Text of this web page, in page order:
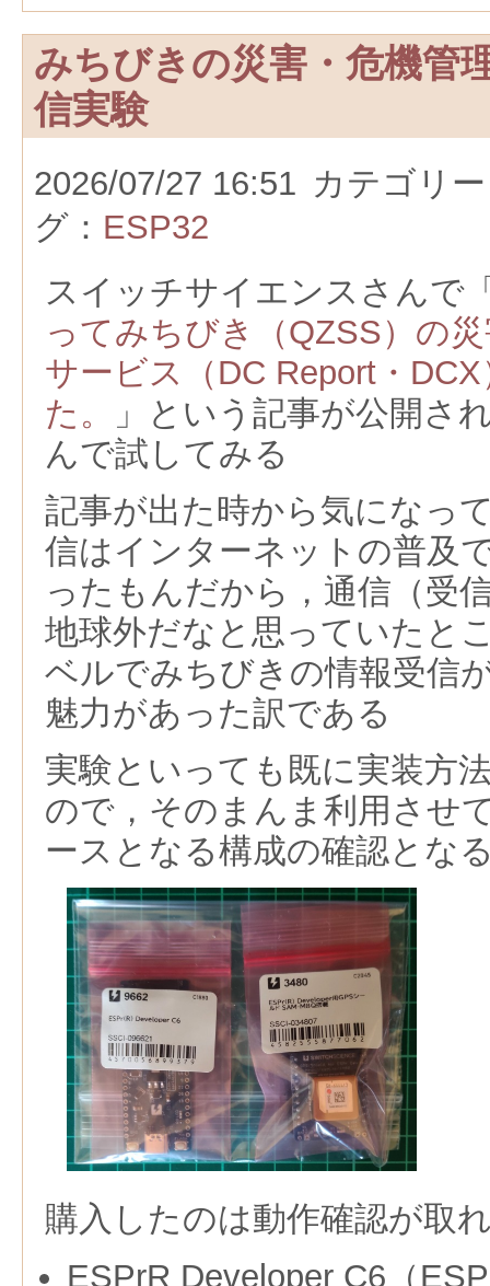
みちびきの災害・危機管
信実験
2026/07/27 16:51 カテゴリ
グ： ESP32
スイッチサイエンスさんで
ってみちびき（QZSS）の
サービス（DC Report・
た。
」という記事が公開さ
んで試してみる
記事が出た時から気になっ
信はインターネットの普及
ったもんだから，通信（受
地球外だなと思っていたと
ベルでみちびきの情報受信
魅力があった訳である
実験といっても既に実装方
ので，そのまんま利用させ
ースとなる構成の確認とな
購入したのは動作確認が取
ESPrR Developer C6（